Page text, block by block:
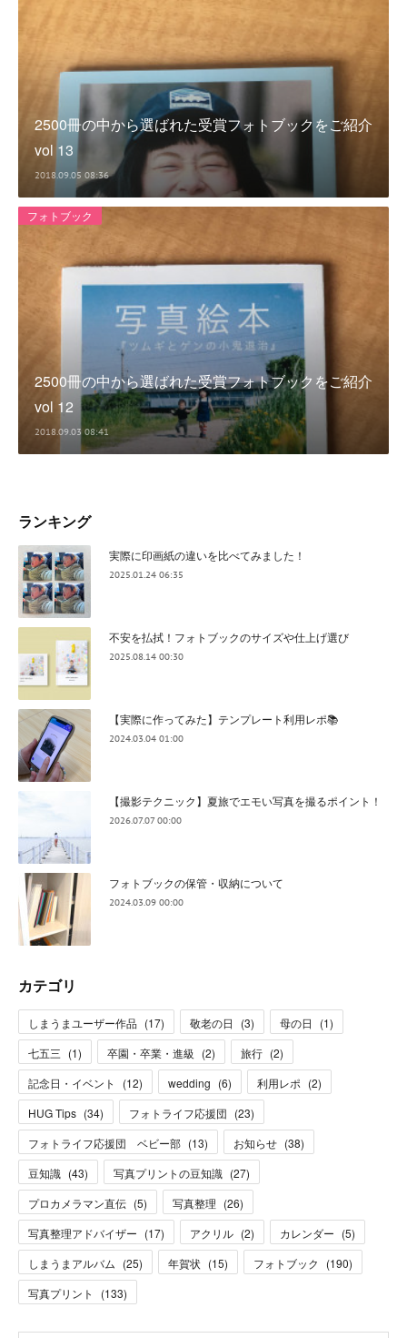
2500冊の中から選ばれた受賞フォトブックをご紹介
vol 13
2018.09.05 08:36
フォトブック
2500冊の中から選ばれた受賞フォトブックをご紹介
vol 12
2018.09.03 08:41
ランキング
実際に印画紙の違いを比べてみました！
2025.01.24 06:35
不安を払拭！フォトブックのサイズや仕上げ選び
2025.08.14 00:30
【実際に作ってみた】テンプレート利用レポ📚
2024.03.04 01:00
【撮影テクニック】夏旅でエモい写真を撮るポイント！
2026.07.07 00:00
フォトブックの保管・収納について
2024.03.09 00:00
カテゴリ
しまうまユーザー作品 (17) 敬老の日 (3) 母の日 (1)
七五三 (1) 卒園・卒業・進級 (2) 旅行 (2)
記念日・イベント
(12) wedding (6) 利用レポ (2)
HUG Tips (34) フォトライフ応援団 (23)
フォトライフ応援団 ベビー部 (13) お知らせ (38)
豆知識 (43) 写真プリントの豆知識 (27)
プロカメラマン直伝 (5) 写真整理 (26)
写真整理アドバイザー (17) アクリル (2) カレンダー (5)
しまうまアルバム (25) 年賀状 (15) フォトブック (190)
写真プリント
(133)